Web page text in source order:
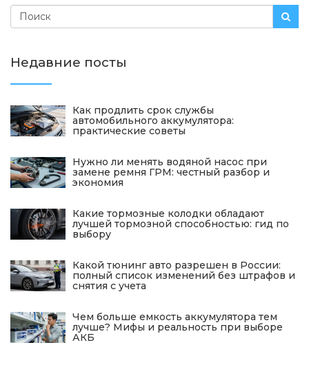
Недавние посты
Как продлить срок службы
автомобильного аккумулятора:
практические советы
Нужно ли менять водяной насос при
замене ремня ГРМ: честный разбор и
экономия
Какие тормозные колодки обладают
лучшей тормозной способностью: гид по
выбору
Какой тюнинг авто разрешен в России:
полный список изменений без штрафов и
снятия с учета
Чем больше емкость аккумулятора тем
лучше? Мифы и реальность при выборе
АКБ